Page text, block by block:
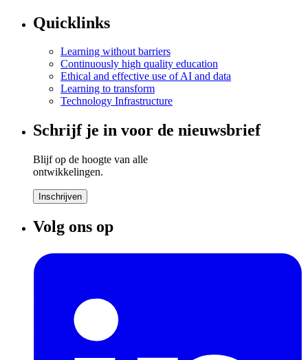
Quicklinks
Learning without barriers
Continuously high quality education
Ethical and effective use of AI and data
Learning to transform
Technology Infrastructure
Schrijf je in voor de nieuwsbrief
Blijf op de hoogte van alle
ontwikkelingen.
Inschrijven
Volg ons op